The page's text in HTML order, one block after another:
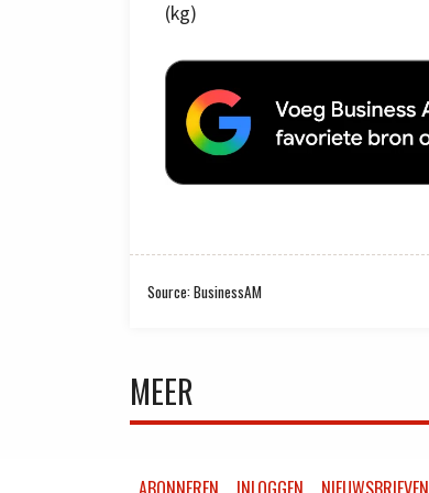
(kg)
Source: BusinessAM
MEER